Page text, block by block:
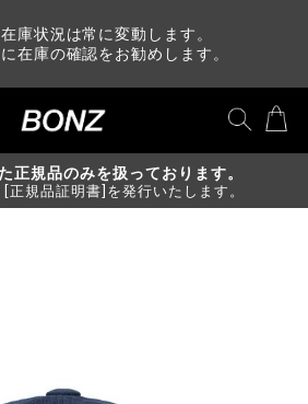
庫状況は常に変動します。
在庫の確認をお勧めします。
正規品のみを扱っております。
正規品証明書]を発行いたします。